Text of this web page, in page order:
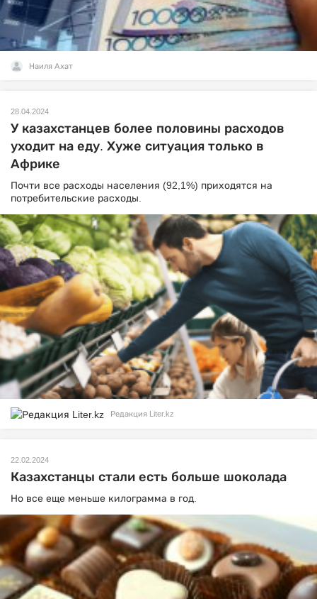
Наиля Ахат
28.04.2024
У казахстанцев более половины расходов
уходит на еду. Хуже ситуация только в
Африке
Почти все расходы населения (92,1%) приходятся на
потребительские расходы.
Редакция Liter.kz
22.02.2024
Казахстанцы стали есть больше шоколада
Но все еще меньше килограмма в год.